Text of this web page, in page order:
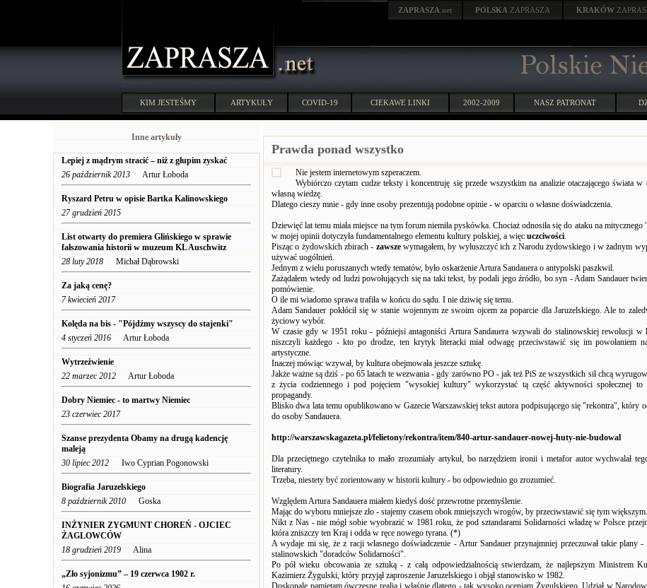
ZAPRASZA .net POLSKA ZAPRASZA KRAKÓW
KIM JESTEŚMY ARTYKUŁY COVID-19 CIEKAWE LINKI 2002-2009 NASZ PATRONAT
Inne artykuły
Lepiej z mądrym stracić – niż z głupim zyskać
26 październik 2013 Artur Łoboda
Ryszard Petru w opisie Bartka Kalinowskiego
27 grudzień 2015
List otwarty do premiera Glińskiego w sprawie
fałszowania historii w muzeum KL Auschwitz
28 luty 2018 Michał Dąbrowski
Za jaką cenę?
7 kwiecień 2017
Kolęda na bis - "Pójdźmy wszyscy do stajenki"
4 styczeń 2016 Artur Łoboda
Wytrzeźwienie
22 marzec 2012 Artur Łoboda
Dobry Niemiec - to martwy Niemiec
23 czerwiec 2017
Szanse prezydenta Obamy na drugą kadencję
maleją
30 lipiec 2012 Iwo Cyprian Pogonowski
Biografia Jaruzelskiego
8 październik 2010 Goska
INŻYNIER ZYGMUNT CHOREŃ - OJCIEC
ŻAGLOWCÓW
18 grudzień 2019 Alina
„Zło syjonizmu” – 19 czerwca 1902 r.
Prawda ponad wszystko
Nie jestem internetowym szperaczem.
Wybiórczo czytam cudze teksty i koncentruję się przede wszystkim na analizie otaczającego świata w
własną wiedzę.
Dlatego cieszy mnie - gdy inne osoby prezentują podobne opinie - w oparciu o własne doświadczenia.
Dziewięć lat temu miała miejsce na tym forum niemiła pyskówka. Chociaż odnosiła się do ataku na mitycznego
w mojej opinii dotyczyła fundamentalnego elementu kultury polskiej, a więc uczciwości.
Pisząc o żydowskich zbirach - zawszewymagałem, by wyłuszczyć ich z Narodu żydowskiego i w żadnym
używać uogólnień.
Jednym z wielu poruszanych wtedy tematów, było oskarżenie Artura Sandauera o antypolski paszkwil.
Zażądałem wtedy od ludzi powołujących się na taki tekst, by podali jego źródło, bo syn - Adam Sandauer
pomówienie.
O ile mi wiadomo sprawa trafiła w końcu do sądu. I nie dziwię się temu.
Adam Sandauer pokłócił się w stanie wojennym ze swoim ojcem za poparcie dla Jaruzelskiego. Ale to
życiowy wybór.
W czasie gdy w 1951 roku - późniejsi antagoniści Artura Sandauera wzywali do stalinowskiej rewolucji w
niszczyli każdego - kto po drodze, ten krytyk literacki miał odwagę przeciwstawić się im powołaniem
artystyczne.
Inaczej mówiąc wzywał, by kultura obejmowała jeszcze sztukę.
Jakże ważne są dziś - po 65 latach te wezwania - gdy zarówno PO - jak też PiS ze wszystkich sił chcą
z życia codziennego i pod pojęciem "wysokiej kultury" wykorzystać tą część aktywności społecznej to
propagandy.
Blisko dwa lata temu opublikowano w Gazecie Warszawskiej tekst autora podpisującego się "rekontra", który
do osoby Sandauera.
http://warszawskagazeta.pl/felietony/rekontra/item/840-artur-sandauer-nowej-huty-nie-budowal
Dla przeciętnego czytelnika to mało zrozumiały artykuł, bo narzędziem ironii i metafor autor wychwalał
literatury.
Trzeba, niestety być zorientowany w historii kultury - bo odpowiednio go zrozumieć.
Względem Artura Sandauera miałem kiedyś dość przewrotne przemyślenie.
Mając do wyboru mniejsze zło - stajemy czasem obok mniejszych wrogów, by przeciwstawić się tym większym.
Nikt z Nas - nie mógł sobie wyobrazić w 1981 roku, że pod sztandarami Solidarności władzę w Polsce
która zniszczy ten Kraj i odda w ręce nowego tyrana. (*)
A wydaje mi się, że z racji własnego doświadczenie - Artur Sandauer przynajmniej przeczuwał takie plany -
stalinowskich "doradców Solidarności".
Po pół wieku obcowania ze sztuką - z całą odpowiedzialnością stwierdzam, że najlepszym Ministrem
Kazimierz Żygulski, który przyjął zaproszenie Jaruzelskiego i objął stanowisko w 1982.
Doskonale pamiętam ówczesne realia i właśnie dlatego - tak wysoko oceniam Żygulskiego. Udział w